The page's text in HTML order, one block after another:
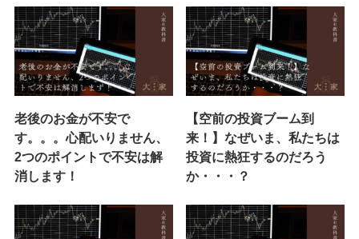
老後のお金が不安で
す。。。心配いりません、
2つのポイントで不安は解
消します！
【空前の投資ブーム到
来！】なぜいま、私たちは
投資に熱狂するのだろう
か・・・？